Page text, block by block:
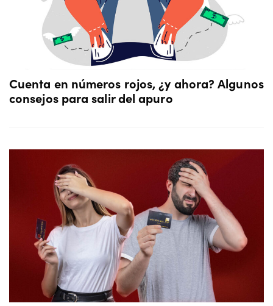
Cuenta en números rojos, ¿y ahora? Algunos
consejos para salir del apuro